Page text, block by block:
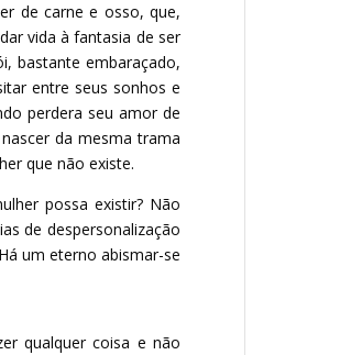
de carne e osso, que,
vida à fantasia de ser
bastante embaraçado,
entre seus sonhos e
perdera seu amor de
da mesma trama
que não existe.
possa existir? Não
de despersonalização
um eterno abismar-se
qualquer coisa e não